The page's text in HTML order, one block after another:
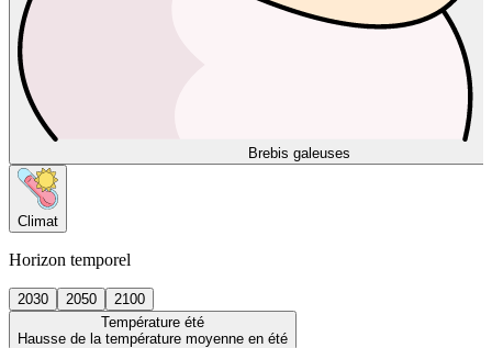
Brebis galeuses
Climat
Horizon temporel
2030 2050
2100
Température été
Hausse de la température moyenne en été